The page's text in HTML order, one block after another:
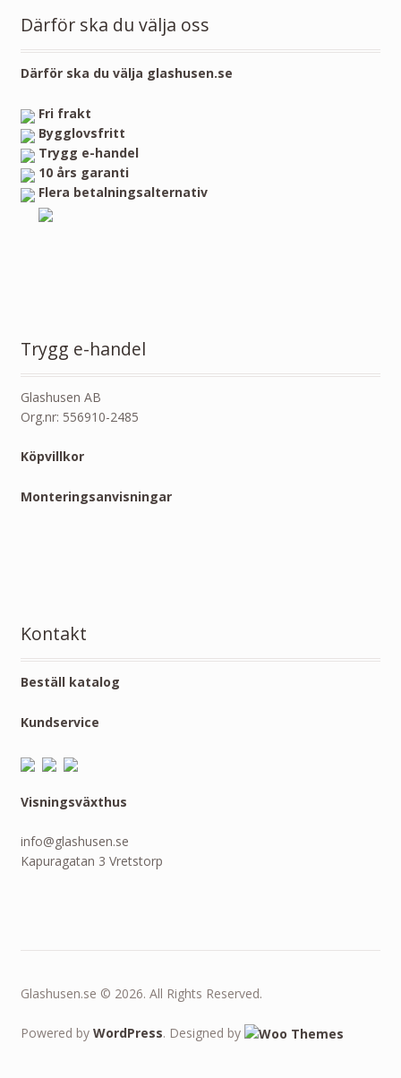
Därför ska du välja oss
Därför ska du välja glashusen.se
Fri frakt
Bygglovsfritt
Trygg e-handel
10 års garanti
Flera betalningsalternativ
Trygg e-handel
Glashusen AB
Org.nr: 556910-2485
Köpvillkor
Monteringsanvisningar
Kontakt
Beställ katalog
Kundservice
Visningsväxthus
info@glashusen.se
Kapuragatan 3 Vretstorp
Glashusen.se © 2026. All Rights Reserved.
Powered by WordPress. Designed by